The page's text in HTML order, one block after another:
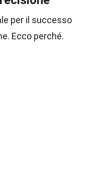
per il successo
Ecco perché.